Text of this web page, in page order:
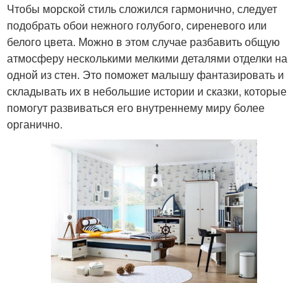
Чтобы морской стиль сложился гармонично, следует
подобрать обои нежного голубого, сиреневого или
белого цвета. Можно в этом случае разбавить общую
атмосферу несколькими мелкими деталями отделки на
одной из стен. Это поможет малышу фантазировать и
складывать их в небольшие истории и сказки, которые
помогут развиваться его внутреннему миру более
органично.